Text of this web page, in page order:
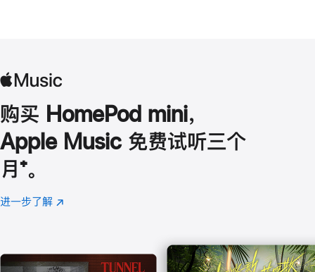
购买 HomePod mini，
Apple Music 免费试听三个
月 脚
注
⁺。
进一步了解 Apple
(在
口